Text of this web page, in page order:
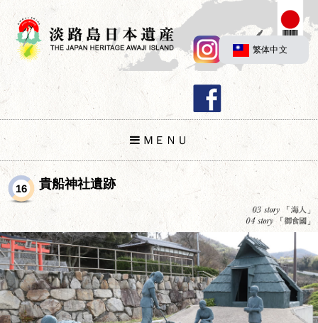
繁体中文
ＭＥＮＵ
16 貴船神社遺跡